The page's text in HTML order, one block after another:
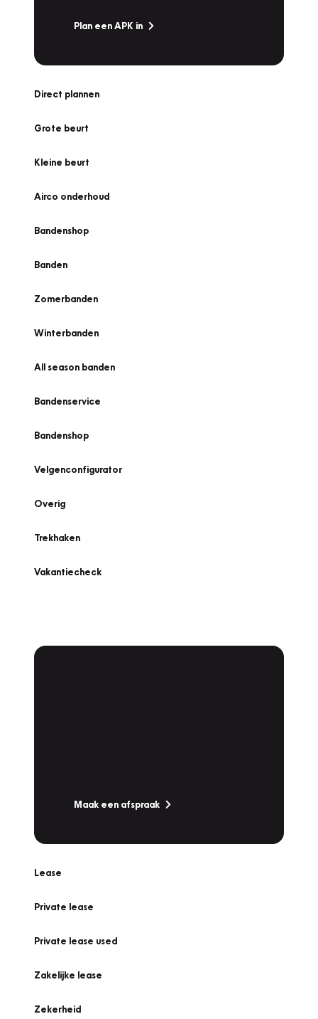
Plan een APK in
Direct plannen
Grote beurt
Kleine beurt
Airco onderhoud
Bandenshop
Banden
Zomerbanden
Winterbanden
All season banden
Bandenservice
Bandenshop
Velgenconfigurator
Overig
Trekhaken
Vakantiecheck
Maak een afspraak
Lease
Private lease
Private lease used
Zakelijke lease
Zekerheid